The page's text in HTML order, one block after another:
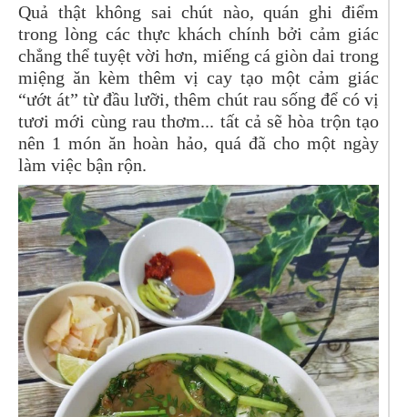
Quả thật không sai chút nào, quán ghi điểm
trong lòng các thực khách chính bởi cảm giác
chẳng thể tuyệt vời hơn, miếng cá giòn dai trong
miệng ăn kèm thêm vị cay tạo một cảm giác
“ướt át” từ đầu lưỡi, thêm chút rau sống để có vị
tươi mới cùng rau thơm... tất cả sẽ hòa trộn tạo
nên 1 món ăn hoàn hảo, quá đã cho một ngày
làm việc bận rộn.